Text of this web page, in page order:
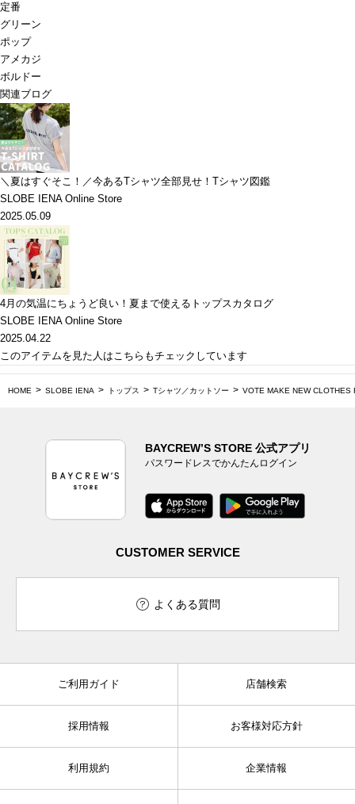
定番
グリーン
ポップ
アメカジ
ボルドー
関連ブログ
＼夏はすぐそこ！／今あるTシャツ全部見せ！Tシャツ図鑑
SLOBE IENA Online Store
2025.05.09
4月の気温にちょうど良い！夏まで使えるトップスカタログ
SLOBE IENA Online Store
2025.04.22
このアイテムを見た人はこちらもチェックしています
HOME SLOBE IENA トップス Tシャツ／カットソー VOTE MAKE NEW
BAYCREW’S STORE 公式アプリ
パスワードレスでかんたんログイン
CUSTOMER SERVICE
よくある質問
ご利用ガイド 店舗検索
採用情報 お客様対応方針
利用規約 企業情報